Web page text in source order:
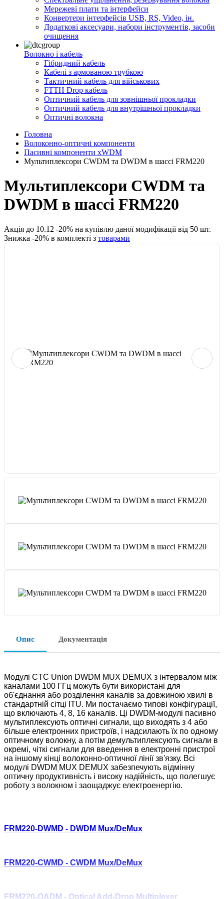
Мережеві плати та інтерфейси
Конвертери інтерфейсів USB, RS, Video, ін.
Додаткові аксесуари, набори інструментів, засоби
очищення
Волокно і кабель
Гібридний кабель
Кабелі з армованою трубкою
Тактичний кабель для військових
FTTH Drop кабель
Оптичний кабель для зовнішньої прокладки
Оптичний кабель для внутрішньої прокладки
Оптичні волокна
Головна
Волоконно-оптичні компоненти
Пасивні компоненти xWDM
Мультиплексори CWDM та DWDM в шассі FRM220
Мультиплексори CWDM та
DWDM в шассі FRM220
Акція до 10.12 -20% на купівлю даної модифікації від 50 шт.
Знижка -20% в комплекті з товарами
Опис Документація
Модулі CTC Union DWDM MUX DEMUX з інтервалом між
каналами 100 ГГц можуть бути використані для
об'єднання або розділення каналів за довжиною хвилі в
стандартній сітці ITU. Ми постачаємо типові конфігурації,
що включають 4, 8, 16 каналів. Ці DWDM-модулі пасивно
мультиплексують оптичні сигнали, що виходять з 4 або
більше електронних пристроїв, і надсилають їх по одному
оптичному волокну, а потім демультиплексують сигнали в
окремі, чіткі сигнали для введення в електронні пристрої
на іншому кінці волоконно-оптичної лінії зв'язку. Всі
модулі DWDM MUX DEMUX забезпечують відмінну
оптичну продуктивність і високу надійність, що полегшує
роботу з волокном і заощаджує електроенергію.
FRM220-DWMD - DWDM Mux/DeMux
FRM220-CWMD - CWDM Mux/DeMux
FRM220-OADM - Optical Add-Drop Multiplexer